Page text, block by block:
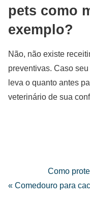
pets como
exemplo?
Não, não existe
preventivas. Caso
leva o quanto antes
veterinário de sua
Como
« Comedouro para